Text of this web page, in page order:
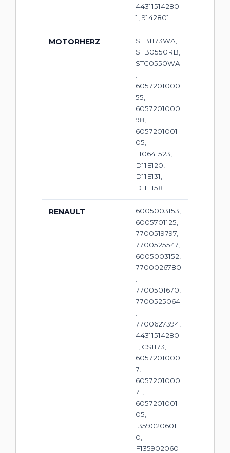
44311514280
1, 9142801
MOTORHERZ
STB1173WA,
STB0550RB,
STG0550WA
,
6057201000
55,
6057201000
98,
6057201001
05,
H0641523,
D11E120,
D11E131,
D11E158
RENAULT
6005003153,
6005701125,
7700519797,
7700525547,
6005003152,
7700026780
,
7700501670,
7700525064
,
7700627394,
44311514280
1, CS1173,
6057201000
7,
6057201000
71,
6057201001
05,
1359020601
0,
F135902060